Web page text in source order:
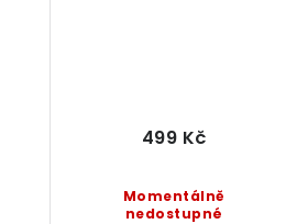
Momentálně
nedostupné
499 Kč